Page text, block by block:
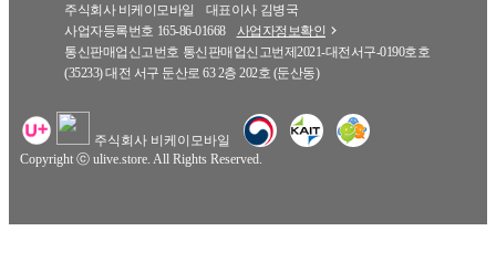
주식회사 비케이모바일 대표이사 김병국
사업자등록번호 165-86-01668
사업자정보확인
통신판매업신고번호 통신판매업신고번제2021-대전서구-0190호호
(35233) 대전 서구 둔산로 63 2층 202호 (둔산동)
주식회사 비케이모바일
Copyright ⓒ ulive.store. All Rights Reserved.